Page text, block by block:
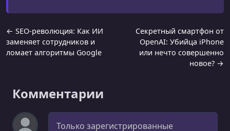
← SEO-революция: Как ИИ
заменяет сотрудников и
ломает алгоритмы Google
Секретный смартфон от
OpenAI: Убийца iPhone
или нечто совершенно
новое? →
Комментарии
Комментарий